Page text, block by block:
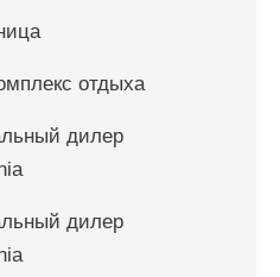
отдыха
дилер
дилер